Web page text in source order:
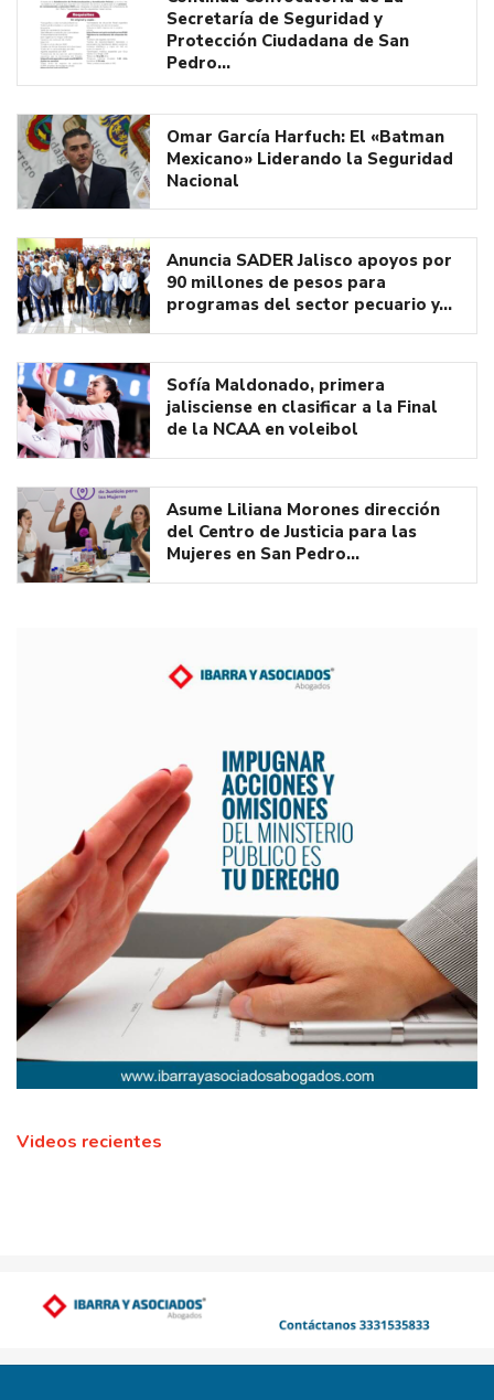
Secretaría de Seguridad y
Protección Ciudadana de San
Pedro…
Omar García Harfuch: El «Batman
Mexicano» Liderando la Seguridad
Nacional
Anuncia SADER Jalisco apoyos por
90 millones de pesos para
programas del sector pecuario y…
Sofía Maldonado, primera
jalisciense en clasificar a la Final
de la NCAA en voleibol
Asume Liliana Morones dirección
del Centro de Justicia para las
Mujeres en San Pedro…
Videos recientes